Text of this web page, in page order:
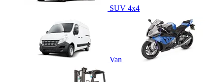
SUV 4x4
Van